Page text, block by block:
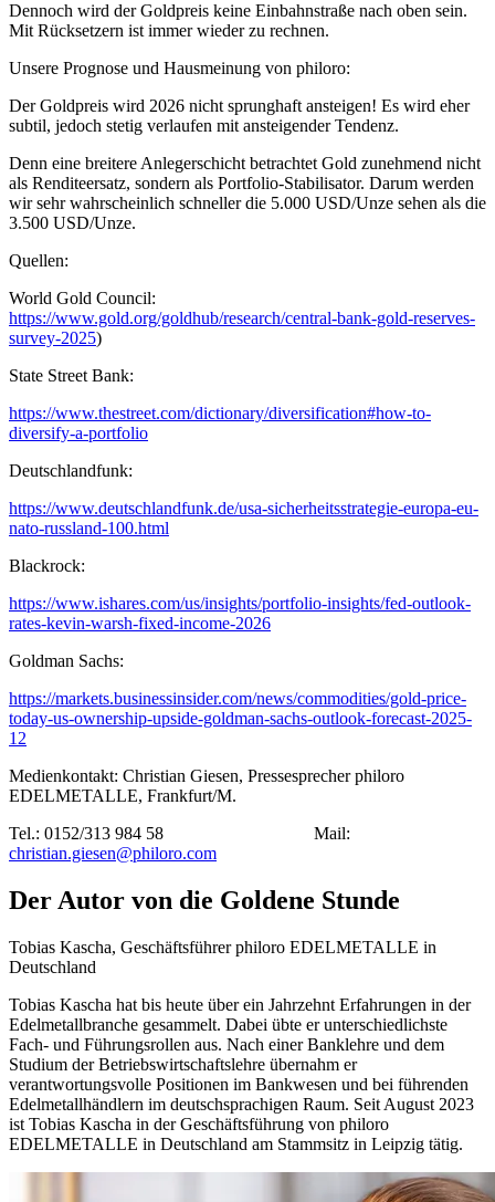
Dennoch wird der Goldpreis keine Einbahnstraße nach oben sein.
Mit Rücksetzern ist immer wieder zu rechnen.
Unsere Prognose und Hausmeinung von philoro:
Der Goldpreis wird 2026 nicht sprunghaft ansteigen! Es wird eher
subtil, jedoch stetig verlaufen mit ansteigender Tendenz.
Denn eine breitere Anlegerschicht betrachtet Gold zunehmend nicht
als Renditeersatz, sondern als Portfolio-Stabilisator. Darum werden
wir sehr wahrscheinlich schneller die 5.000 USD/Unze sehen als die
3.500 USD/Unze.
Quellen:
World Gold Council:
https://www.gold.org/goldhub/research/central-bank-gold-reserves-
survey-2025)
State Street Bank:
https://www.thestreet.com/dictionary/diversification#how-to-
diversify-a-portfolio
Deutschlandfunk:
https://www.deutschlandfunk.de/usa-sicherheitsstrategie-europa-eu-
nato-russland-100.html
Blackrock:
https://www.ishares.com/us/insights/portfolio-insights/fed-outlook-
rates-kevin-warsh-fixed-income-2026
Goldman Sachs:
https://markets.businessinsider.com/news/commodities/gold-price-
today-us-ownership-upside-goldman-sachs-outlook-forecast-2025-
12
Medienkontakt: Christian Giesen, Pressesprecher philoro
EDELMETALLE, Frankfurt/M.
Tel.: 0152/313 984 58 Mail:
christian.giesen@philoro.com
Der Autor von die Goldene Stunde
Tobias Kascha, Geschäftsführer philoro EDELMETALLE in
Deutschland
Tobias Kascha hat bis heute über ein Jahrzehnt Erfahrungen in der
Edelmetallbranche gesammelt. Dabei übte er unterschiedlichste
Fach- und Führungsrollen aus. Nach einer Banklehre und dem
Studium der Betriebswirtschaftslehre übernahm er
verantwortungsvolle Positionen im Bankwesen und bei führenden
Edelmetallhändlern im deutschsprachigen Raum. Seit August 2023
ist Tobias Kascha in der Geschäftsführung von philoro
EDELMETALLE in Deutschland am Stammsitz in Leipzig tätig.